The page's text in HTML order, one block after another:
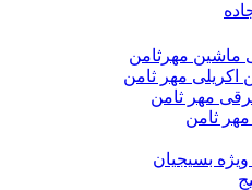
ماشین مهرثامن
اکریلی مهر ثامن
مهر ثامن
ثامن
بسیجیان